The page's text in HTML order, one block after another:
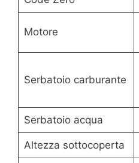
Motore
Serbatoio carburante
Serbatoio acqua
Altezza sottocoperta